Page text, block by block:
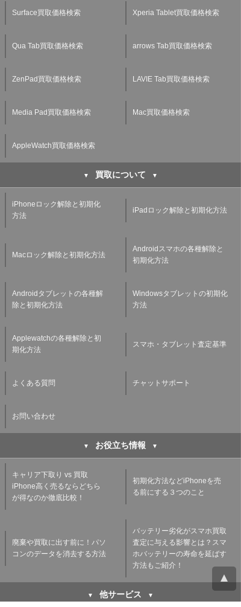
Surface買取価格検索 Xperia Tablet買取価格検索
Qua Tab買取価格検索 arrows Tab買取価格検索
ZenPad買取価格検索 LAVIE Tab買取価格検索
Media Pad買取価格検索 Mac買取価格検索
AppleWatch買取価格検索
買取について
iPhoneロック解除と初期化
方法
iPadロック解除と初期化方法
Macロック解除と初期化方法
Androidスマホの各種解除と
初期化方法
Androidタブレットの各種解
除と初期化方法
Windowsタブレットの初期化
方法
Applewatchの各種解除と初
期化方法
スマホ・タブレット査定基準
よくある質問 チャットサポート
お問い合わせ
お役立ち情報
キャリア下取り vs 買取
iPhone高く売るならどちら
が得なのか徹底比較！
初期化方法などiPhoneを売
る前にする３つのこと
廃棄や買取に出す前に！パソ
コンのデータを消去する方法
バッテリー劣化がスマホ買取
査定に与える影響とは？スマ
ホバッテリーの寿命を延ばす
方法もご紹介！
他サービス